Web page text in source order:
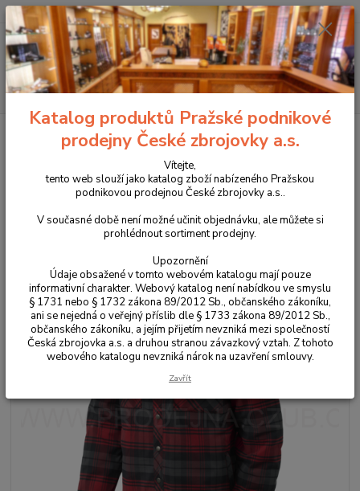
Menu
Hledat
+420 225 375 800
Zimní košile Helikon Warden - Slate Crimson Plaid
Zimní košile Helikon Warden -
Slate Crimson Plaid
Novinka
Katalog produktů Pražské podnikové
prodejny České zbrojovky a.s.
Vítejte,
tento web slouží jako katalog zboží nabízeného Pražskou
podnikovou prodejnou České zbrojovky a.s..
V současné době není možné učinit objednávku, ale můžete si
prohlédnout sortiment prodejny.
Upozornění
Údaje obsažené v tomto webovém katalogu mají pouze
informativní charakter. Webový katalog není nabídkou ve smyslu
§ 1731 nebo § 1732 zákona 89/2012 Sb., občanského zákoníku,
ani se nejedná o veřejný příslib dle § 1733 zákona 89/2012 Sb.,
občanského zákoníku, a jejím přijetím nevzniká mezi společností
Česká zbrojovka a.s. a druhou stranou závazkový vztah. Z tohoto
webového katalogu nevzniká nárok na uzavření smlouvy.
Zavřít